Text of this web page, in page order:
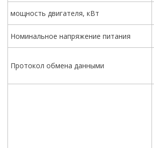
мощность двигателя, кВт
Номинальное напряжение питания
Протокол обмена данными